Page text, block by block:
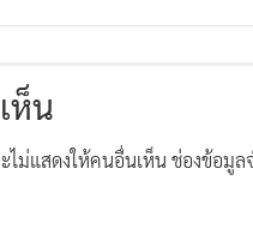
ห็น
ไม่แสดงให้คนอื่นเห็นช่องข้อมูล